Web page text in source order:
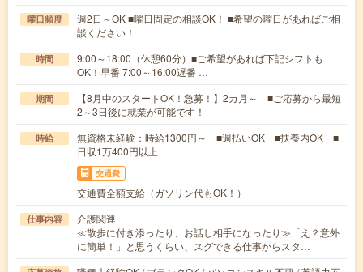
曜日頻度
週2日～OK ■曜日固定の相談OK！ ■希望の曜日があればご相
談ください！
時間
9:00～18:00（休憩60分）■ご希望があれば下記シフトも
OK！早番 7:00～16:00遅番 …
期間
【8月中のスタートOK！急募！】2カ月～ ■ご応募から最短
2～3日後に就業が可能です！
時給
無資格未経験：時給1300円～ ■週払いOK ■扶養内OK ■
日収1万400円以上
交通費
交通費全額支給（ガソリン代もOK！）
仕事内容
介護関連
≪散歩に付き添ったり、お話し相手になったり≫「え？意外
に簡単！」と思うくらい、スグできる仕事からスタ…